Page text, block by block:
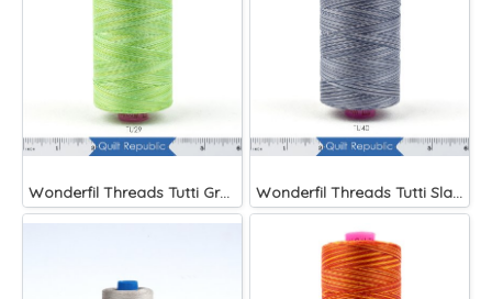
Wonderfil Threads Tutti Grass Wonderfil Threads Tutti Slate